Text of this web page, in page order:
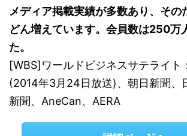
メディア掲載実績が多数あり、その
どん増えています。会員数は250万
た。
[WBS]ワールドビジネスサテライト
(2014年3月24日放送)、朝日新聞、
新聞、AneCan、AERA